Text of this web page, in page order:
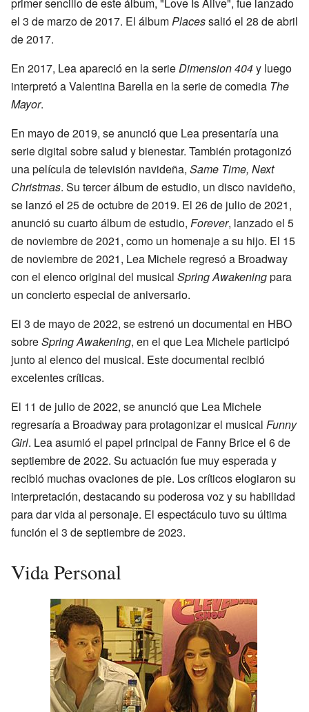
el 3 de marzo de 2017. El álbumPlacessalió el 28 de abril
de 2017.
En 2017, Lea apareció en la serieDimension 404y luego
interpretó a Valentina Barella en la serie de comedia The
Mayor.
En mayo de 2019, se anunció que Lea presentaría una
serie digital sobre salud y bienestar. También protagonizó
una película de televisión navideña, Same Time, Next
Christmas. Su tercer álbum de estudio, un disco navideño,
se lanzó el 25 de octubre de 2019. El 26 de julio de 2021,
anunció su cuarto álbum de estudio, Forever, lanzado el 5
de noviembre de 2021, como un homenaje a su hijo. El 15
de noviembre de 2021, Lea Michele regresó a Broadway
con el elenco original del musical Spring Awakeningpara
un concierto especial de aniversario.
El 3 de mayo de 2022, se estrenó un documental en HBO
sobreSpring Awakening, en el que Lea Michele participó
junto al elenco del musical. Este documental recibió
excelentes críticas.
El 11 de julio de 2022, se anunció que Lea Michele
regresaría a Broadway para protagonizar el musical Funny
Girl. Lea asumió el papel principal de Fanny Brice el 6 de
septiembre de 2022. Su actuación fue muy esperada y
recibió muchas ovaciones de pie. Los críticos elogiaron su
interpretación, destacando su poderosa voz y su habilidad
para dar vida al personaje. El espectáculo tuvo su última
función el 3 de septiembre de 2023.
Vida Personal